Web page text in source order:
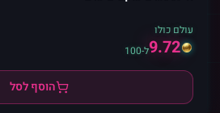
עולם כולו
9.72ל-100
הוסף לסל